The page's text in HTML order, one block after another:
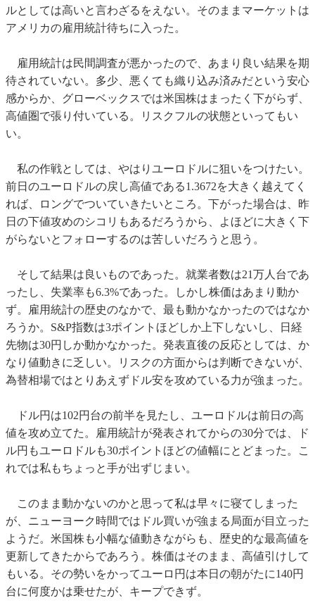
ルとしては高いと言わざるをえない。そのままマーケットは
アメリカの雇用統計待ちに入った。
雇用統計は民間調査が悪かったので、あまり良い結果を期
待されていない。多少、悪くても織り込み済みだという安心
感からか、グローベックスでは米国株はまったく下がらず、
高値圏で張り付いている。リスクフルの状態といってもい
い。
私の作戦としては、やはりユーロドルに狙いをつけたい。
前日のユーロドルの戻し高値である1.3672を大きく越えてく
れば、ロングでついていきたいところ。下がった場合は、昨
日の下値攻めのシコリもあるだろうから、よほどに大きく下
がらないとフォローするのは苦しいだろうと思う。
そして結果は良いものであった。就業者数は21万人台であ
ったし、失業率も6.3%であった。しかし株価はあまり動か
ず。雇用統計の歴史のなかで、最も動かなかったのではなか
ろうか。S&P指数は3ポイントほどしか上下しないし、日経
先物は30円しか動かなかった。発表直後の反応としては、か
なり値動きに乏しい。リスクの方面からは判断できないが、
為替相場ではとりあえずドル安を攻めている力が強まった。
ドル円は102円台の前半を見たし、ユーロドルは前日の高
値を攻め立てた。雇用統計が発表されてからの30分では、ド
ル円もユーロドルも30ポイントほどの値幅にとどまった。こ
れでは私もちょっと手が出ずじまい。
このまま動かないのかと思って私は早々に寝てしまった
が、ニューヨーク時間ではドル買いが強まる局面が目立った
ようだ。米国株も小幅な値動きながらも、歴史的な最高値を
更新してきたからであろう。株価はそのまま、高値引けして
もいる。その勢いをかってユーロ円は本日の朝がたに140円
台に何度かは乗せたが、キープできず。